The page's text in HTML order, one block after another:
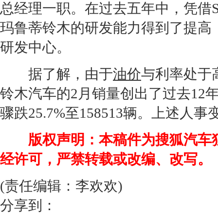
总经理一职。在过去五年中，凭借
玛鲁蒂铃木的研发能力得到了提高
研发中心。
据了解，由于油价与利率处于
铃木汽车的2月销量创出了过去12
骤跌25.7%至158513辆。上述人
版权声明：本稿件为搜狐汽
经许可，严禁转载或改编、改写。
(责任编辑：李欢欢)
分享到：